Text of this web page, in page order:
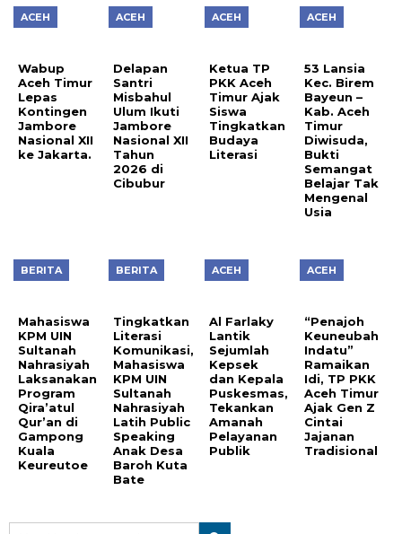
ACEH
Wabup
Aceh Timur
Lepas
Kontingen
Jambore
Nasional XII
ke Jakarta.
ACEH
Delapan
Santri
Misbahul
Ulum Ikuti
Jambore
Nasional XII
Tahun
2026 di
Cibubur
ACEH
Ketua TP
PKK Aceh
Timur Ajak
Siswa
Tingkatkan
Budaya
Literasi
ACEH
53 Lansia
Kec. Birem
Bayeun –
Kab. Aceh
Timur
Diwisuda,
Bukti
Semangat
Belajar Tak
Mengenal
Usia
BERITA
Mahasiswa
KPM UIN
Sultanah
Nahrasiyah
Laksanakan
Program
Qira’atul
Qur’an di
Gampong
Kuala
Keureutoe
BERITA
Tingkatkan
Literasi
Komunikasi,
Mahasiswa
KPM UIN
Sultanah
Nahrasiyah
Latih Public
Speaking
Anak Desa
Baroh Kuta
Bate
ACEH
Al Farlaky
Lantik
Sejumlah
Kepsek
dan Kepala
Puskesmas,
Tekankan
Amanah
Pelayanan
Publik
ACEH
“Penajoh
Keuneubah
Indatu”
Ramaikan
Idi, TP PKK
Aceh Timur
Ajak Gen Z
Cintai
Jajanan
Tradisional